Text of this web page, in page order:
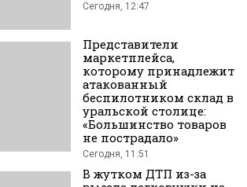
Вконтакте
Сегодня, 12:47
Представители
маркетплейса,
которому принадлежит
атакованный
беспилотником склад в
уральской столице:
«Большинство товаров
не пострадало»
Сегодня, 11:51
В жутком ДТП из-за